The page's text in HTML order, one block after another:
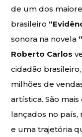
de um dos
brasileiro
sonora na novela
Roberto Carlos
cidadão
milhões de
artística. São
lançados no
e uma trajetória